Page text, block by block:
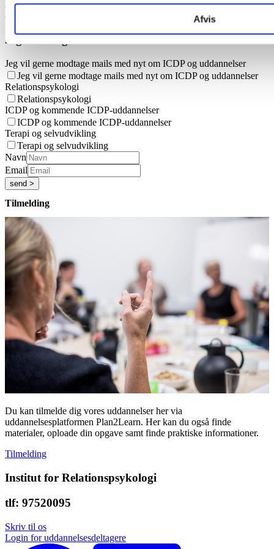
Afvis
Nyt om icdp uddannelser
Jeg er særligt interesseret i:
Jeg vil gerne modtage mails med nyt om ICDP og uddannelser
Jeg vil gerne modtage mails med nyt om ICDP og uddannelser
Relationspsykologi
Relationspsykologi
ICDP og kommende ICDP-uddannelser
ICDP og kommende ICDP-uddannelser
Terapi og selvudvikling
Terapi og selvudvikling
Navn
Email
send >
Tilmelding
Du kan tilmelde dig vores uddannelser her via
uddannelsesplatformen Plan2Learn. Her kan du også finde
materialer, oploade din opgave samt finde praktiske informationer.
Tilmelding
Institut for Relationspsykologi
tlf: 97520095
Skriv til os
Login for uddannelsesdeltagere